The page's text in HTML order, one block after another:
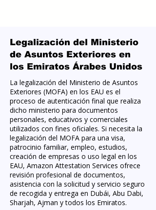
Legalización del Ministerio
de Asuntos Exteriores en
los Emiratos Árabes Unidos
La legalización del Ministerio de Asuntos
Exteriores (MOFA) en los EAU es el
proceso de autenticación final que realiza
dicho ministerio para documentos
personales, educativos y comerciales
utilizados con fines oficiales. Si necesita la
legalización del MOFA para una visa,
patrocinio familiar, empleo, estudios,
creación de empresas o uso legal en los
EAU, Amazon Attestation Services ofrece
revisión profesional de documentos,
asistencia con la solicitud y servicio seguro
de recogida y entrega en Dubái, Abu Dabi,
Sharjah, Ajman y todos los Emiratos.